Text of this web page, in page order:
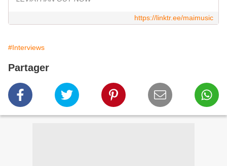
https://linktr.ee/maimusic
#Interviews
Partager